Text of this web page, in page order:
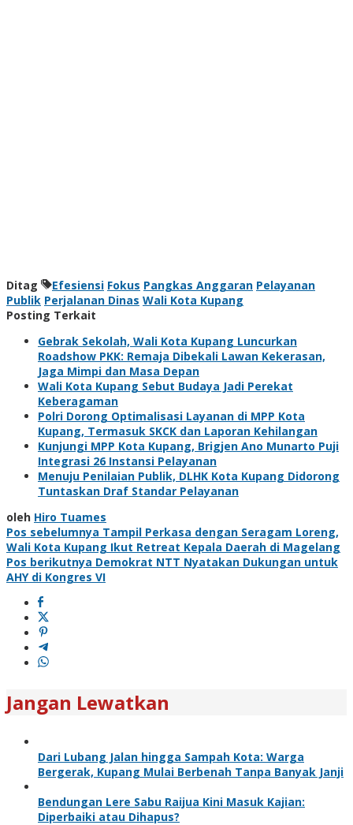
Ditag Efesiensi Fokus Pangkas Anggaran Pelayanan
Publik Perjalanan Dinas Wali Kota Kupang
Posting Terkait
Gebrak Sekolah, Wali Kota Kupang Luncurkan
Roadshow PKK: Remaja Dibekali Lawan Kekerasan,
Jaga Mimpi dan Masa Depan
Wali Kota Kupang Sebut Budaya Jadi Perekat
Keberagaman
Polri Dorong Optimalisasi Layanan di MPP Kota
Kupang, Termasuk SKCK dan Laporan Kehilangan
Kunjungi MPP Kota Kupang, Brigjen Ano Munarto Puji
Integrasi 26 Instansi Pelayanan
Menuju Penilaian Publik, DLHK Kota Kupang Didorong
Tuntaskan Draf Standar Pelayanan
oleh Hiro Tuames
Navigasi
pos
Pos sebelumnya Tampil Perkasa dengan Seragam Loreng,
Wali Kota Kupang Ikut Retreat Kepala Daerah di Magelang
Pos berikutnya Demokrat NTT Nyatakan Dukungan untuk
AHY di Kongres VI
Jangan Lewatkan
Dari Lubang Jalan hingga Sampah Kota: Warga
Bergerak, Kupang Mulai Berbenah Tanpa Banyak Janji
Bendungan Lere Sabu Raijua Kini Masuk Kajian:
Diperbaiki atau Dihapus?